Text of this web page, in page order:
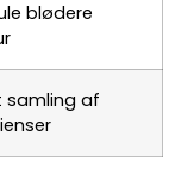
blødere
samling af